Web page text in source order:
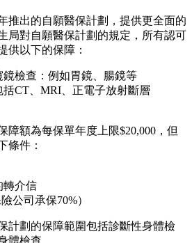
推出的自願醫保計劃，提供更全面的
局對自願醫保計劃的規定，所有認可
供以下的保障：
檢查：例如胃鏡、腸鏡等
CT、MRI、正電子放射斷層
障額為每保單年度上限$20,000，但
條件：
轉介信
公司承保70%）
計劃的保障範圍包括診斷性身體檢
體檢查。